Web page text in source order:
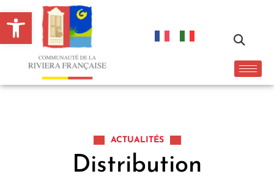
Ouvrir la barre d’outils
ACTUALITÉS
Distribution